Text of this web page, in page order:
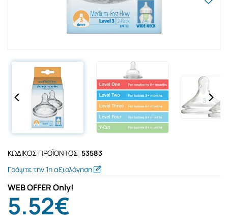
ΚΩΔΙΚΌΣ ΠΡΟΪΌΝΤΟΣ: 53583
Γράψτε την 1η αξιολόγηση
WEB OFFER Only!
5.52€